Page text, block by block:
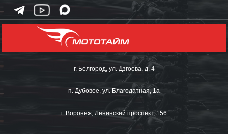
г. Белгород, ул. Дзгоева, д. 4
п. Дубовое, ул. Благодатная, 1а
г. Воронеж, Ленинский проспект, 156